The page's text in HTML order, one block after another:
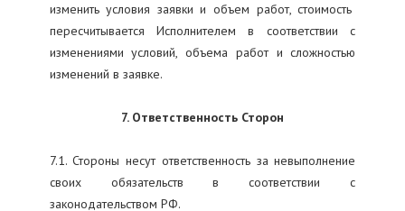
изменить условия заявки и объем работ, стоимость
пересчитывается Исполнителем в соответствии с
изменениями условий, объема работ и сложностью
изменений в заявке.
7. Ответственность Сторон
7.1. Стороны несут ответственность за невыполнение
своих обязательств в соответствии с
законодательством РФ.